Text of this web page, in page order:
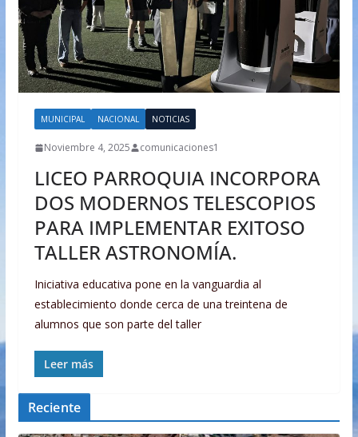
MUNICIPAL NACIONAL NOTICIAS
Noviembre 4, 2025 comunicaciones1
LICEO PARROQUIA INCORPORA
DOS MODERNOS TELESCOPIOS
PARA IMPLEMENTAR EXITOSO
TALLER ASTRONOMÍA.
Iniciativa educativa pone en la vanguardia al
establecimiento donde cerca de una treintena de
alumnos que son parte del taller
Leer más
Reciente